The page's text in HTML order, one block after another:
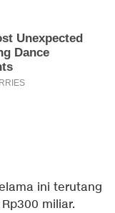
ini terutang
miliar.